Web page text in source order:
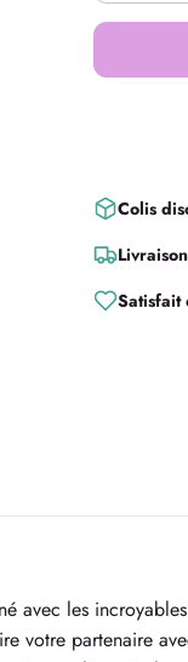
Colis
Satisfait
avec les
votre partenaire